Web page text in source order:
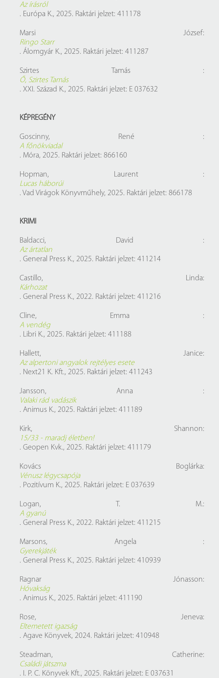
Az írásról
. Európa K., 2025. Raktári jelzet: 411178
Marsi József:
Ringo Starr
. Álomgyár K., 2025. Raktári jelzet: 411287
Szirtes Tamás :
Ő, Szirtes Tamás
. XXI. Század K., 2025. Raktári jelzet: E 037632
KÉPREGÉNY
Goscinny, René :
A főnökviadal
. Móra, 2025. Raktári jelzet: 866160
Hopman, Laurent :
Lucas háborúi
. Vad Virágok Könyvműhely, 2025. Raktári jelzet: 866178
KRIMI
Baldacci, David :
Az ártatlan
. General Press K., 2025. Raktári jelzet: 411214
Castillo, Linda:
Kárhozat
. General Press K., 2022. Raktári jelzet: 411216
Cline, Emma :
A vendég
. Libri K., 2025. Raktári jelzet: 411188
Hallett, Janice:
Az alpertoni angyalok rejtélyes esete
. Next21 K. Kft., 2025. Raktári jelzet: 411243
Jansson, Anna :
Valaki rád vadászik
. Animus K., 2025. Raktári jelzet: 411189
Kirk, Shannon:
15/33 - maradj életben!
. Geopen Kvk., 2025. Raktári jelzet: 411179
Kovács Boglárka:
Vénusz légycsapója
. Pozitívum K., 2025. Raktári jelzet: E 037639
Logan, T. M.:
A gyanú
. General Press K., 2022. Raktári jelzet: 411215
Marsons, Angela :
Gyerekjáték
. General Press K., 2025. Raktári jelzet: 410939
Ragnar Jónasson:
Hóvakság
. Animus K., 2025. Raktári jelzet: 411190
Rose, Jeneva:
Eltemetett igazság
. Agave Könyvek, 2024. Raktári jelzet: 410948
Steadman, Catherine:
Családi játszma
. I. P. C. Könyvek Kft., 2025. Raktári jelzet: E 037631